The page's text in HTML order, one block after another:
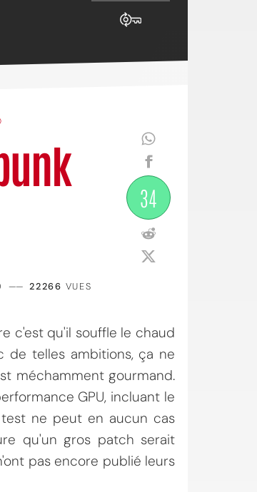
34
—— 22266 VUES
c'est qu'il souffle le chaud
telles ambitions, ça ne
méchamment gourmand.
GPU, incluant le
test ne peut en aucun cas
qu'un gros patch serait
pas encore publié leurs